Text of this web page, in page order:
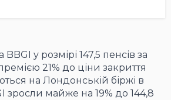
у розмірі 147,5 пенсів за
21% до ціни закриття
на Лондонській біржі в
зросли майже на 19% до 144,8